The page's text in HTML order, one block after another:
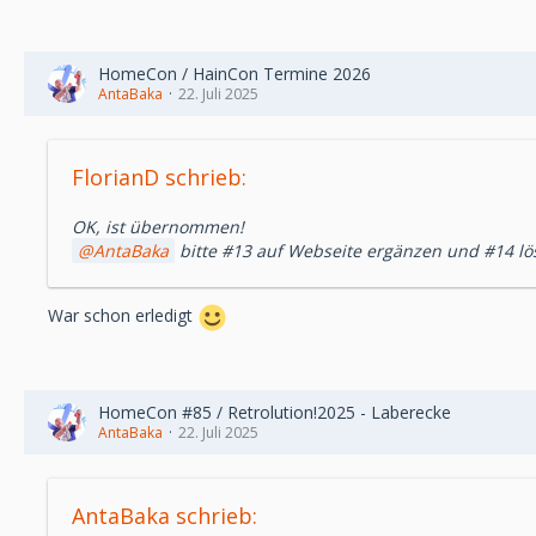
HomeCon / HainCon Termine 2026
AntaBaka 22. Juli 2025
FlorianD schrieb:
OK, ist übernommen!
AntaBaka bitte #13 auf Webseite ergänzen und #14
War schon erledigt
HomeCon #85 / Retrolution!2025 - Laberecke
AntaBaka 22. Juli 2025
AntaBaka schrieb: